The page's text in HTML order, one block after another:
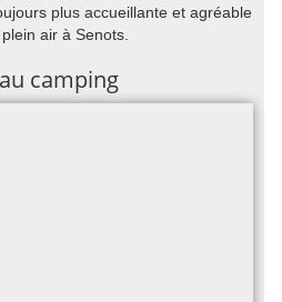
plus accueillante et agréable
air à Senots.
camping